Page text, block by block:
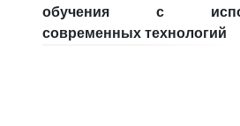
обучения с
современных технологий